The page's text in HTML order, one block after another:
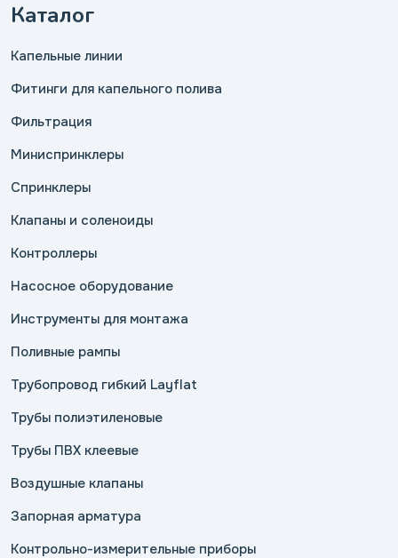
Каталог
Капельные линии
Фитинги для капельного полива
Фильтрация
Миниспринклеры
Спринклеры
Клапаны и соленоиды
Контроллеры
Насосное оборудование
Инструменты для монтажа
Поливные рампы
Трубопровод гибкий Layflat
Трубы полиэтиленовые
Трубы ПВХ клеевые
Воздушные клапаны
Запорная арматура
Контрольно-измерительные приборы